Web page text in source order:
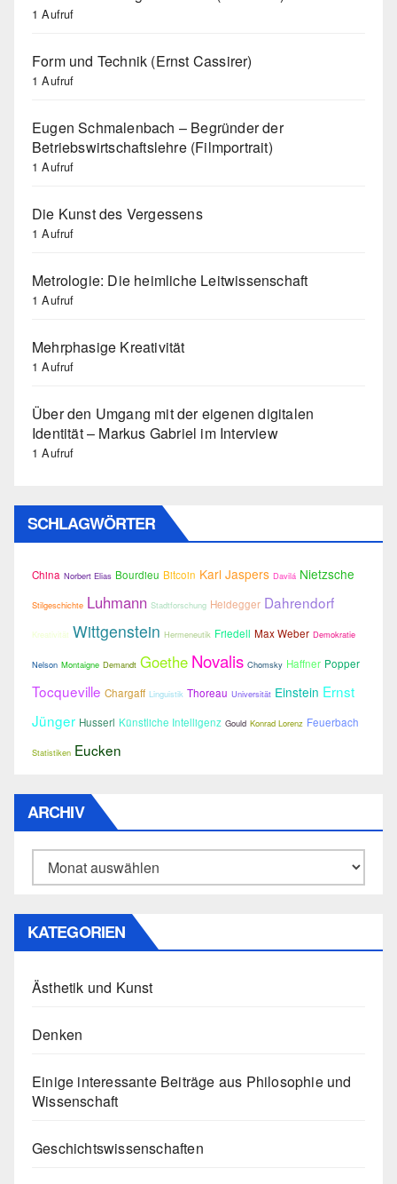
1 Aufruf
Form und Technik (Ernst Cassirer)
1 Aufruf
Eugen Schmalenbach – Begründer der
Betriebswirtschaftslehre (Filmportrait)
1 Aufruf
Die Kunst des Vergessens
1 Aufruf
Metrologie: Die heimliche Leitwissenschaft
1 Aufruf
Mehrphasige Kreativität
1 Aufruf
Über den Umgang mit der eigenen digitalen
Identität – Markus Gabriel im Interview
1 Aufruf
SCHLAGWÖRTER
China Norbert Elias Bourdieu Bitcoin Karl Jaspers Davilá Nietzsche
Stilgeschichte Luhmann Stadtforschung Heidegger Dahrendorf
Kreativität Wittgenstein Hermeneutik Friedell Max Weber Demokratie
Nelson Montaigne Demandt Goethe Novalis Chomsky Haffner Popper
Tocqueville Chargaff Linguistik Thoreau Universität Einstein Ernst
Jünger Husserl Künstliche Intelligenz Gould Konrad Lorenz Feuerbach
Statistiken Eucken
ARCHIV
Archiv
KATEGORIEN
Ästhetik und Kunst
Denken
Einige interessante Beiträge aus Philosophie und
Wissenschaft
Geschichtswissenschaften